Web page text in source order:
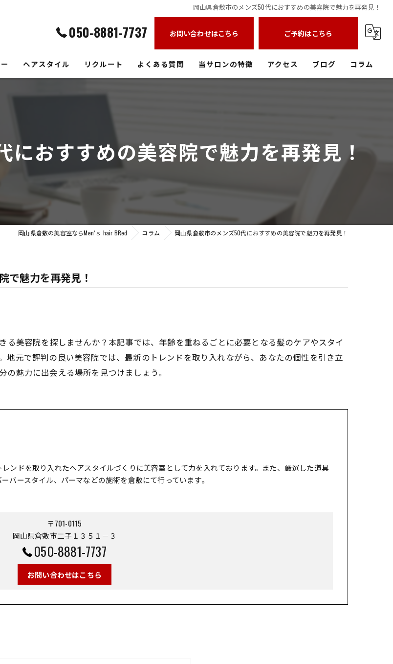
岡山県倉敷市のメンズ50代におすすめの美容院で魅力を再発見！
050-8881-7737 お問い合わせはこちら ご予約はこちら
ヘアスタイル リクルート よくある質問 当サロンの特徴
メンズパーマ
アクセス ブログ コラム
におすすめの美容院で魅力を再発見！
岡山県倉敷の美容室ならMen‘ｓ hair BRed コラム 岡山県倉敷市のメンズ50代におすすめの美容院で魅力を再発見！
で魅力を再発見！
る美容院を探しませんか？本記事では、年齢を重ねるごとに必要となる髪のケアやスタイ
地元で評判の良い美容院では、最新のトレンドを取り入れながら、あなたの個性を引き立
魅力に出会える場所を見つけましょう。
ンドを取り入れたヘアスタイルづくりに美容室として力を入れております。また、厳選した道具
バースタイル、パーマなどの施術を倉敷にて行っています。
〒701-0115
岡山県倉敷市二子１３５１－３
050-8881-7737
お問い合わせはこちら